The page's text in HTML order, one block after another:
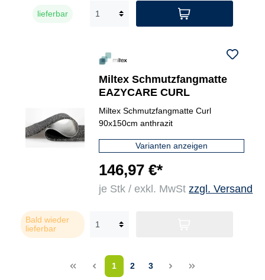
lieferbar
Miltex Schmutzfangmatte
EAZYCARE CURL
Miltex Schmutzfangmatte Curl
90x150cm anthrazit
Varianten anzeigen
146,97 €*
je Stk / exkl. MwStzzgl. Versand
Bald wieder
lieferbar
<< < 1 2 3 > >>